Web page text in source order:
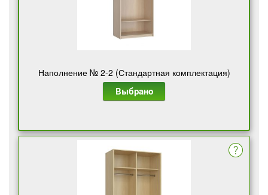
Наполнение № 2-2 (Стандартная комплектация)
Выбрано